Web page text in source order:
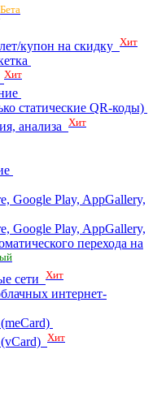
Бета
купон на скидку Хит
Хит
статические QR-коды)
анализа Хит
Google Play, AppGallery,
Google Play, AppGallery,
перехода на
сети Хит
интернет-
Хит